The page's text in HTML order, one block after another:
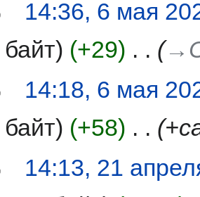
14:36, 6 мая
+29
14:18, 6 мая
+58
14:13, 21